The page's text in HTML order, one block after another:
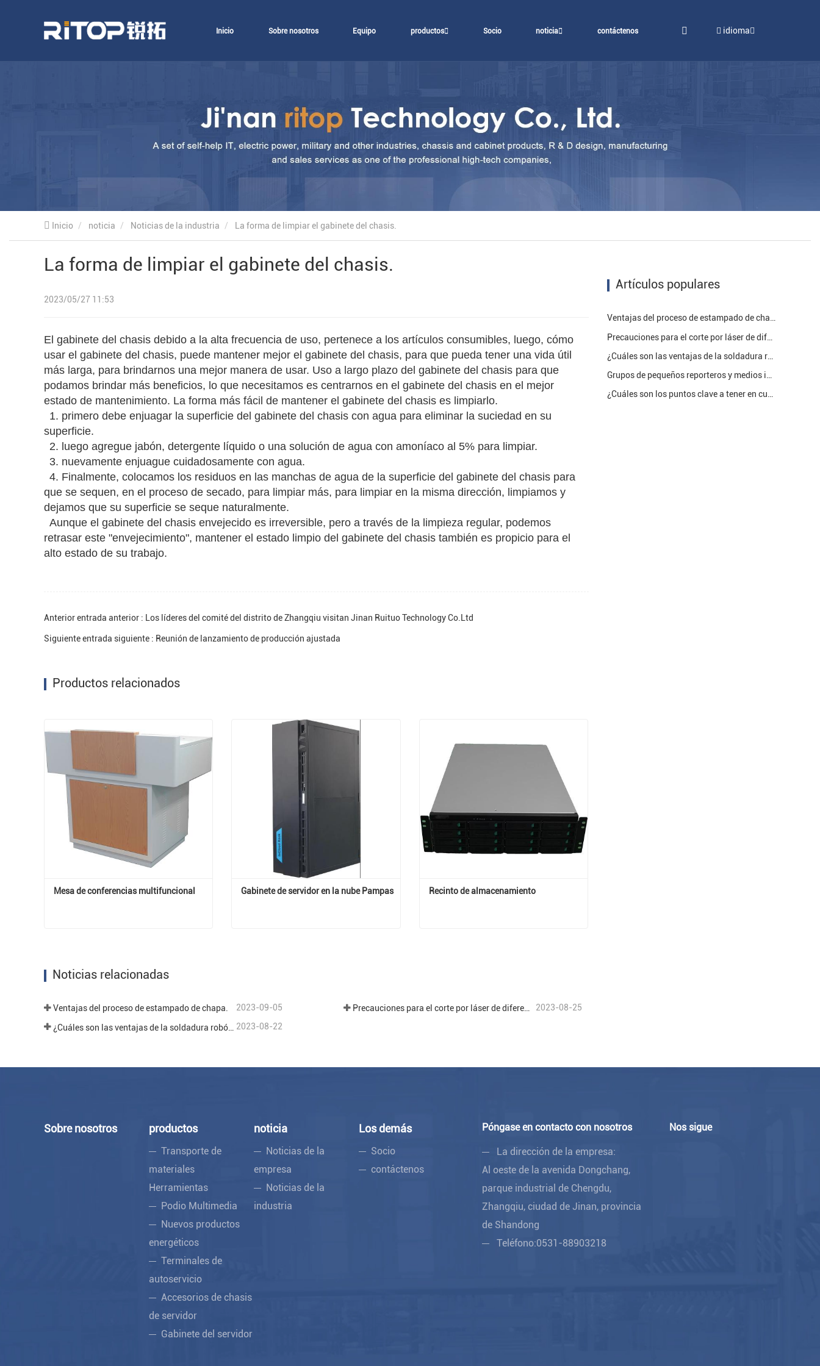
Inicio Sobre nosotros Equipo productos Socio noticia contáctenos idioma
Inicio noticia Noticias de la industria La forma de limpiar el gabinete del chasis.
La forma de limpiar el gabinete del chasis.
2023/05/27 11:53
El gabinete del chasis debido a la alta frecuencia de uso, pertenece a los artículos consumibles, luego, cómo
usar el gabinete del chasis, puede mantener mejor el gabinete del chasis, para que pueda tener una vida útil
más larga, para brindarnos una mejor manera de usar. Uso a largo plazo del gabinete del chasis para que
podamos brindar más beneficios, lo que necesitamos es centrarnos en el gabinete del chasis en el mejor
estado de mantenimiento. La forma más fácil de mantener el gabinete del chasis es limpiarlo.
1. primero debe enjuagar la superficie del gabinete del chasis con agua para eliminar la suciedad en su
superficie.
2. luego agregue jabón, detergente líquido o una solución de agua con amoníaco al 5% para limpiar.
3. nuevamente enjuague cuidadosamente con agua.
4. Finalmente, colocamos los residuos en las manchas de agua de la superficie del gabinete del chasis para
que se sequen, en el proceso de secado, para limpiar más, para limpiar en la misma dirección, limpiamos y
dejamos que su superficie se seque naturalmente.
Aunque el gabinete del chasis envejecido es irreversible, pero a través de la limpieza regular, podemos
retrasar este "envejecimiento", mantener el estado limpio del gabinete del chasis también es propicio para el
alto estado de su trabajo.
Anterior entrada anterior : Los líderes del comité del distrito de Zhangqiu visitan Jinan Ruituo Technology Co.Ltd
Siguiente entrada siguiente : Reunión de lanzamiento de producción ajustada
Productos relacionados
Mesa de conferencias multifuncional Gabinete de servidor en la nube Pampas Recinto de almacenamiento
Noticias relacionadas
Ventajas del proceso de estampado de chapa. 2023-09-05 Precauciones para el corte por láser de diferentes placas en el procesamiento de chapa. 2023-08-25
2023-08-22
Artículos populares
Ventajas del proceso de estampado de chapa.
Precauciones para el corte por láser de diferentes placas en el procesamiento de chapa.
¿Cuáles son las ventajas de la soldadura robótica en el campo del procesamiento de chapa?
¿Cuáles son los puntos clave a tener en cuenta al pulverizar chapa?
Sobre nosotros productos
Transporte de
materiales
Herramientas
Podio Multimedia
Nuevos productos
energéticos
Terminales de
autoservicio
Accesorios de chasis
de servidor
Gabinete del servidor
noticia
Noticias de la
empresa
Noticias de la
industria
Los demás
Socio
contáctenos
Póngase en contacto con nosotros
La dirección de la empresa:
Al oeste de la avenida Dongchang,
parque industrial de Chengdu,
Zhangqiu, ciudad de Jinan, provincia
de Shandong
Teléfono:0531-88903218
Nos sigue